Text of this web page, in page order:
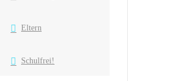
Eltern
Schulfrei!